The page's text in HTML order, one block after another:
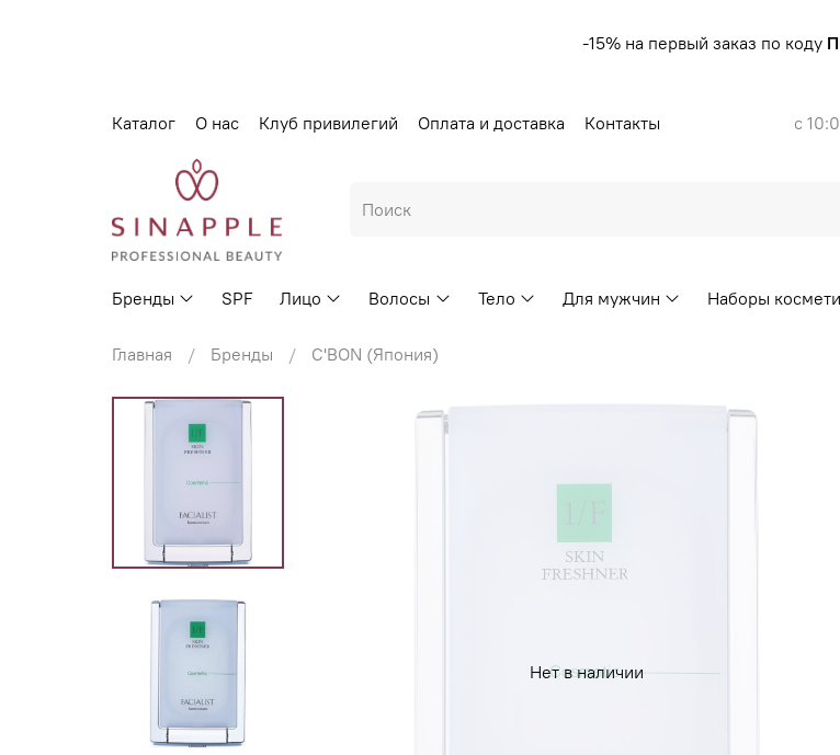
-15% на первый заказ по коду
Каталог О нас Клуб привилегий Оплата и доставка Контакты с
Бренды SPF Лицо Волосы Тело Для мужчин Наборы
Главная Бренды C'BON (Япония)
Нет в наличии